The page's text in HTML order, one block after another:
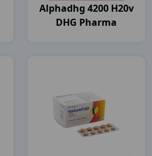
Alphadhg 4200 H20v
DHG Pharma